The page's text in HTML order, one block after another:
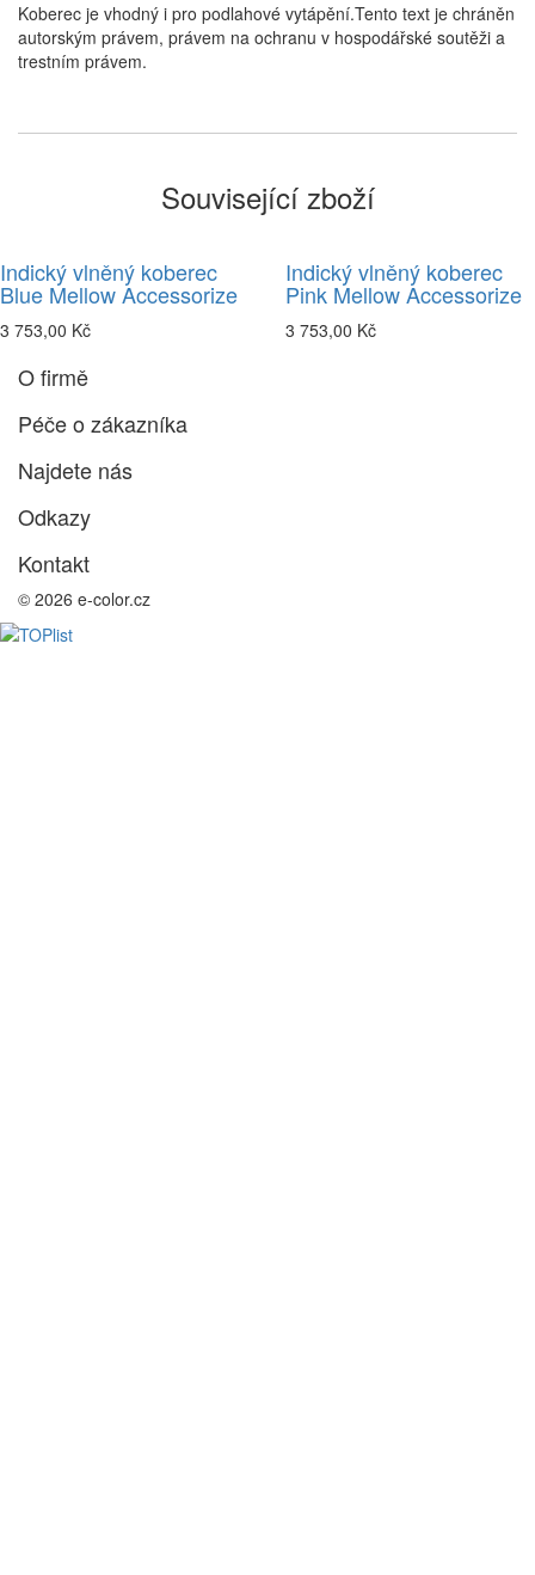
Koberec je vhodný i pro podlahové vytápění.Tento text je chráněn
autorským právem, právem na ochranu v hospodářské soutěži a
trestním právem.
Související zboží
Indický vlněný koberec
Blue Mellow Accessorize
3 753,00 Kč
Indický vlněný koberec
Pink Mellow Accessorize
3 753,00 Kč
O firmě
Péče o zákazníka
Najdete nás
Odkazy
Kontakt
© 2026 e-color.cz